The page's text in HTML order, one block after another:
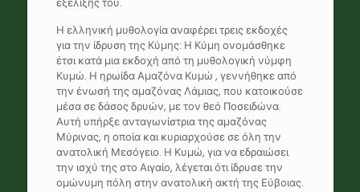
Η ελληνική μυθολογία αναφέρει τρεις εκδοχές
για την ίδρυση της Κύμης: Η Κύμη ονομάσθηκε
έτσι κατά μια εκδοχή από τη μυθολογική νύμφη
Κυμώ. Η ηρωίδα Αμαζόνα Κυμώ , γεννήθηκε από
την ένωσή της αμαζόνας Λάμιας, που κατοικούσε
μέσα σε δάσος δρυών, με τον θεό Ποσειδώνα.
Αυτή υπήρξε ανταγωνίστρια της αμαζόνας
Μύρινας, η οποία και κυριαρχούσε σε όλη την
ανατολική Μεσόγειο. Η Κυμώ, για να εδραιώσει
την ισχύ της στο Αιγαίο, λέγεται ότι ίδρυσε την
ομώνυμη πόλη στην ανατολική ακτή της Εύβοιας.